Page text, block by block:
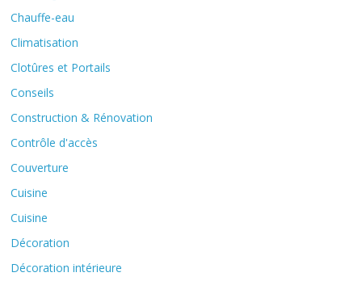
Chauffe-eau
Climatisation
Clotûres et Portails
Conseils
Construction & Rénovation
Contrôle d'accès
Couverture
Cuisine
Cuisine
Décoration
Décoration intérieure